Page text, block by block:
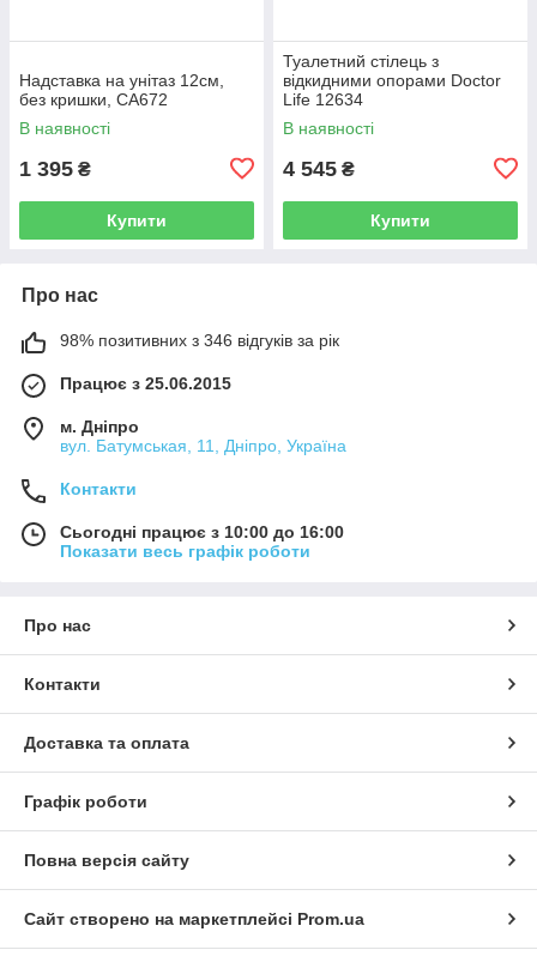
Надставка на унітаз 12см,
без кришки, CA672
В наявності
1 395 ₴
Купити
Туалетний стілець з
відкидними опорами Doctor
Life 12634
В наявності
4 545 ₴
Купити
Про нас
98% позитивних з 346 відгуків за рік
Працює з 25.06.2015
м. Дніпро
вул. Батумськая, 11, Дніпро, Україна
Контакти
Сьогодні працює з 10:00 до 16:00
Показати весь графік роботи
Про нас
Контакти
Доставка та оплата
Графік роботи
Повна версія сайту
Сайт створено на маркетплейсі Prom.ua